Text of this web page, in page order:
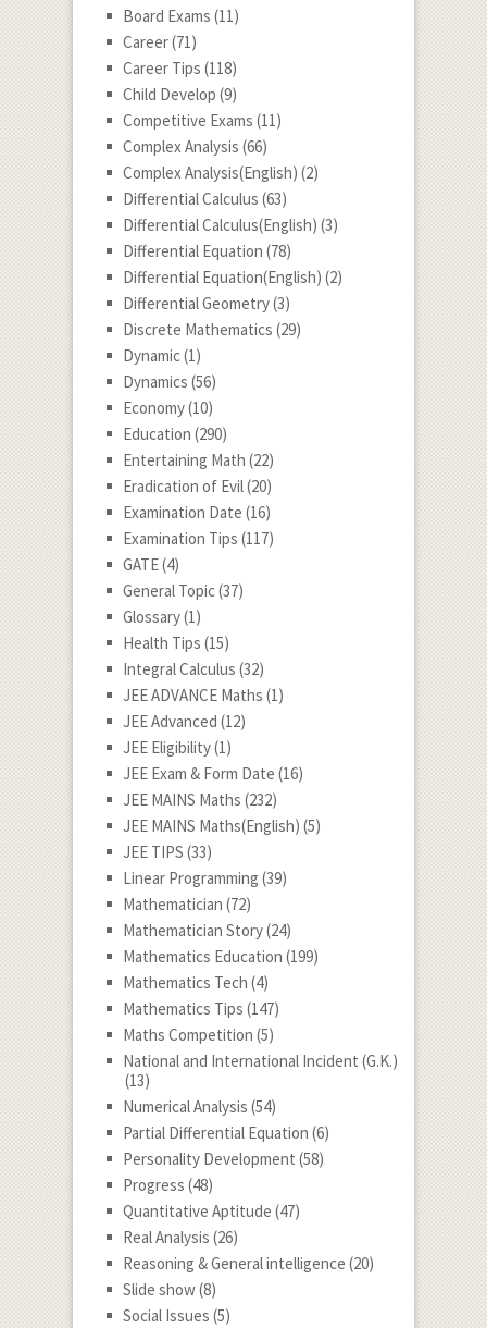
Board Exams (11)
Career(71)
Career Tips (118)
Child Develop (9)
Competitive Exams (11)
Complex Analysis (66)
Complex Analysis(English) (2)
Differential Calculus (63)
Differential Calculus(English) (3)
Differential Equation (78)
Differential Equation(English) (2)
Differential Geometry(3)
Discrete Mathematics (29)
Dynamic(1)
Dynamics (56)
Economy(10)
Education (290)
Entertaining Math (22)
Eradication of Evil(20)
Examination Date (16)
Examination Tips (117)
GATE(4)
General Topic(37)
Glossary(1)
Health Tips (15)
Integral Calculus (32)
JEE ADVANCE Maths (1)
JEE Advanced (12)
JEE Eligibility(1)
JEE Exam & Form Date (16)
JEE MAINS Maths (232)
JEE MAINS Maths(English) (5)
JEE TIPS (33)
Linear Programming (39)
Mathematician (72)
Mathematician Story(24)
Mathematics Education (199)
Mathematics Tech (4)
Mathematics Tips (147)
Maths Competition (5)
National and International Incident (G.K.)
(13)
Numerical Analysis (54)
Partial Differential Equation (6)
Personality Development (58)
Progress (48)
Quantitative Aptitude (47)
Real Analysis (26)
Reasoning & General intelligence (20)
Slide show(8)
Social Issues (5)